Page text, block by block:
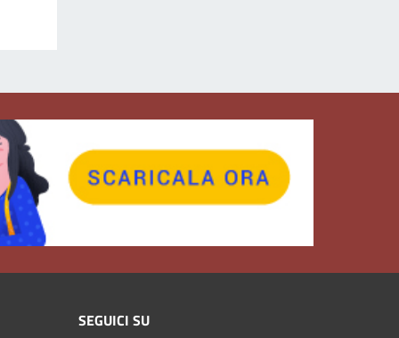
SEGUICI SU